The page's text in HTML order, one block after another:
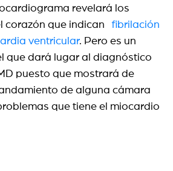
revelará los
corazón que indican fibrilación
ventricular. Pero es un
que dará lugar al diagnóstico
puesto que mostrará de
de alguna cámara
que tiene el miocardio